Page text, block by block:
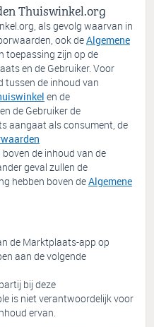
Thuiswinkel.org
als gevolg waarvan in
ook deAlgemene
toepassing zijn op de
en de Gebruiker. Voor
tussen de inhoud van
en de
de Gebruiker de
aangaat als consument, de
de inhoud van de
geval zullen de
hebben boven deAlgemene
de Marktplaats-app op
aan de volgende
bij deze
is niet verantwoordelijk voor
ervan.